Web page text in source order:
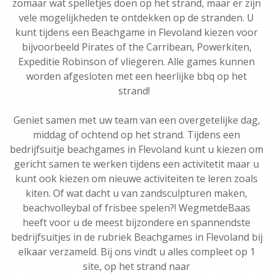
zomaar wat spelletjes doen op het strand, maar er zijn
vele mogelijkheden te ontdekken op de stranden. U
kunt tijdens een Beachgame in Flevoland kiezen voor
bijvoorbeeld Pirates of the Carribean, Powerkiten,
Expeditie Robinson of vliegeren. Alle games kunnen
worden afgesloten met een heerlijke bbq op het
strand!
Geniet samen met uw team van een overgetelijke dag,
middag of ochtend op het strand. Tijdens een
bedrijfsuitje beachgames in Flevoland kunt u kiezen om
gericht samen te werken tijdens een activitetit maar u
kunt ook kiezen om nieuwe activiteiten te leren zoals
kiten. Of wat dacht u van zandsculpturen maken,
beachvolleybal of frisbee spelen?! WegmetdeBaas
heeft voor u de meest bijzondere en spannendste
bedrijfsuitjes in de rubriek Beachgames in Flevoland bij
elkaar verzameld. Bij ons vindt u alles compleet op 1
site, op het strand naar